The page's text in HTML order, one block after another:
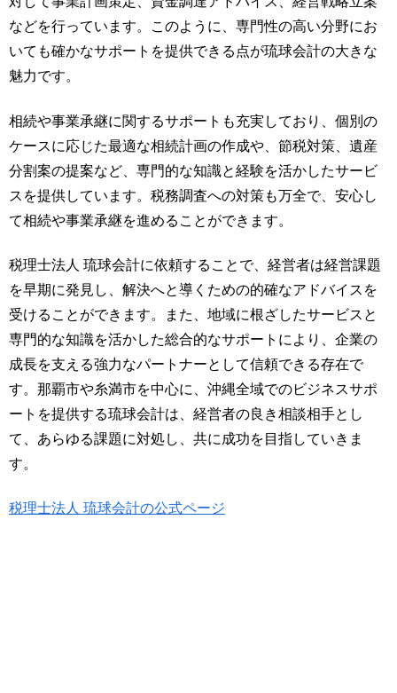
などを行っています。このように、専門性の高い分野にお
いても確かなサポートを提供できる点が琉球会計の大きな
魅力です。
相続や事業承継に関するサポートも充実しており、個別の
ケースに応じた最適な相続計画の作成や、節税対策、遺産
分割案の提案など、専門的な知識と経験を活かしたサービ
スを提供しています。税務調査への対策も万全で、安心し
て相続や事業承継を進めることができます。
税理士法人 琉球会計に依頼することで、経営者は経営課題
を早期に発見し、解決へと導くための的確なアドバイスを
受けることができます。また、地域に根ざしたサービスと
専門的な知識を活かした総合的なサポートにより、企業の
成長を支える強力なパートナーとして信頼できる存在で
す。那覇市や糸満市を中心に、沖縄全域でのビジネスサポ
ートを提供する琉球会計は、経営者の良き相談相手とし
て、あらゆる課題に対処し、共に成功を目指していきま
す。
税理士法人 琉球会計の公式ページ